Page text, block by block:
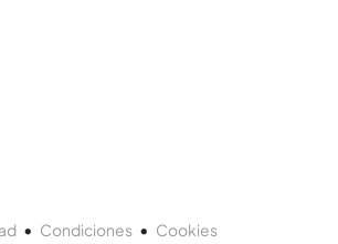
• Condiciones• Cookies